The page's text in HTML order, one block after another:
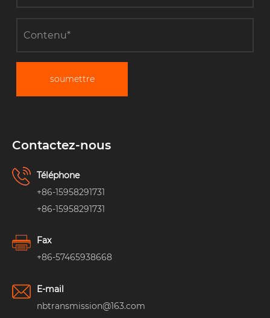
soumettre
Contactez-nous
Téléphone
+86-15958291731
+86-15958291731
Fax
+86-57465938668
E-mail
nbtransmission@163.com